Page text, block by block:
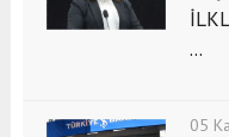
...
05